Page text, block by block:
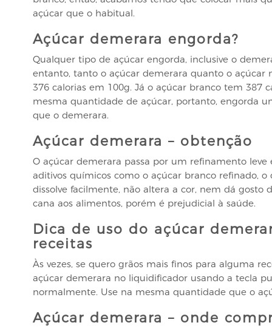
açúcar que o habitual.
Açúcar demerara engorda?
Qualquer tipo de açúcar engorda, inclusive o
entanto, tanto o açúcar demerara quanto o açúcar
376 calorias em 100g. Já o açúcar branco tem 387
mesma quantidade de açúcar, portanto, engorda
que o demerara.
Açúcar demerara – obtenção
O açúcar demerara passa por um refinamento leve
aditivos químicos como o açúcar branco refinado, o
dissolve facilmente, não altera a cor, nem dá gosto
cana aos alimentos, porém é prejudicial à saúde.
Dica de uso do açúcar
receitas
Às vezes, se quero grãos mais finos para alguma
açúcar demerara no liquidificador usando a tecla
normalmente. Use na mesma quantidade que o
Açúcar demerara – onde